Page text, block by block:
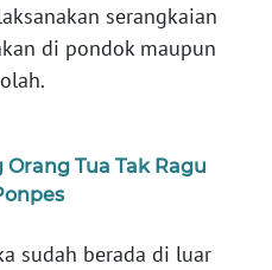
serangkaian
di pondok maupun
Tua Tak Ragu
sudah berada di luar